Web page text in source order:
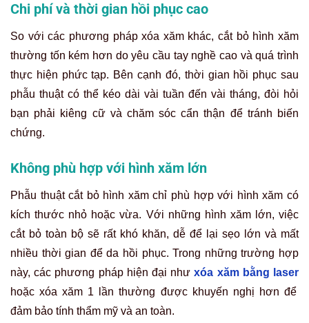
Chi phí và thời gian hồi phục cao
So với các phương pháp xóa xăm khác, cắt bỏ hình xăm
thường tốn kém hơn do yêu cầu tay nghề cao và quá trình
thực hiện phức tạp. Bên cạnh đó, thời gian hồi phục sau
phẫu thuật có thể kéo dài vài tuần đến vài tháng, đòi hỏi
bạn phải kiêng cữ và chăm sóc cẩn thận để tránh biến
chứng.
Không phù hợp với hình xăm lớn
Phẫu thuật cắt bỏ hình xăm chỉ phù hợp với hình xăm có
kích thước nhỏ hoặc vừa. Với những hình xăm lớn, việc
cắt bỏ toàn bộ sẽ rất khó khăn, dễ để lại sẹo lớn và mất
nhiều thời gian để da hồi phục. Trong những trường hợp
này, các phương pháp hiện đại nhưxóa xăm bằng laser
hoặc xóa xăm 1 lần thường được khuyến nghị hơn để
đảm bảo tính thẩm mỹ và an toàn.